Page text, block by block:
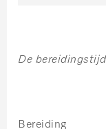
De
Bereiding